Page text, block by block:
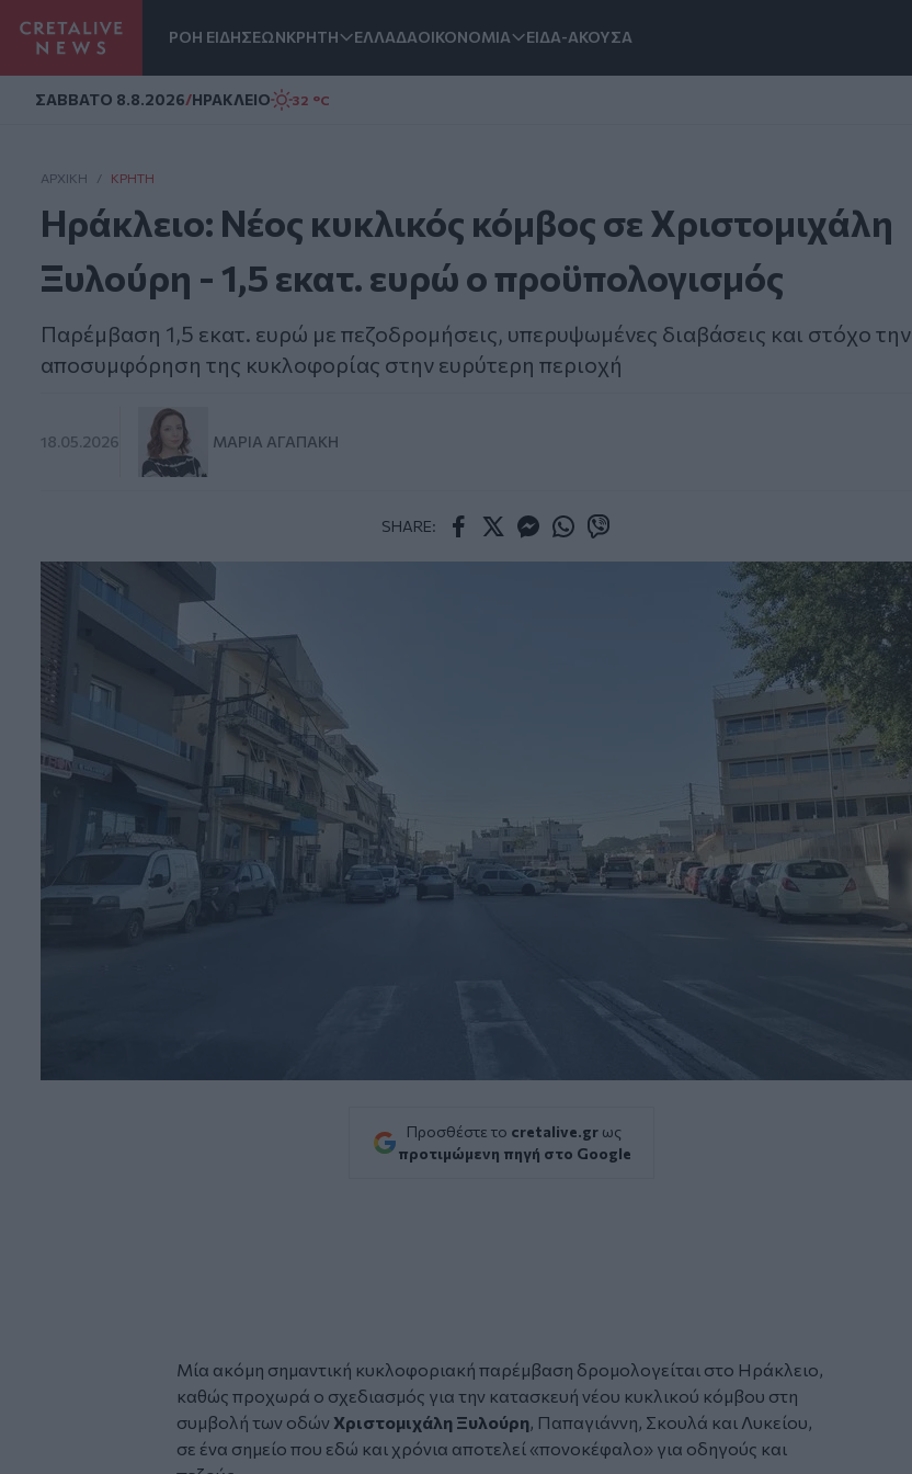
ΡΟΗ ΕΙΔΗΣΕΩΝΚΡΗΤΗ ΕΛΛΑΔΑΟΙΚΟΝΟΜΙΑ ΕΙΔΑ-ΑΚΟΥΣΑ
ΣAΒΒΑΤΟ 8.8.2026/ΗΡΑΚΛΕΙΟ 32 °C
ΑΡΧΙΚΗ / ΚΡΉΤΗ
Ηράκλειο: Νέος κυκλικός κόμβος σε Χριστομιχάλη
Ξυλούρη - 1,5 εκατ. ευρώ ο προϋπολογισμός
Παρέμβαση 1,5 εκατ. ευρώ με πεζοδρομήσεις, υπερυψωμένες διαβάσεις και στόχο την
αποσυμφόρηση της κυκλοφορίας στην ευρύτερη περιοχή
18.05.2026 ΜΑΡΊΑ ΑΓΑΠΆΚΗ
SHARE:
Προσθέστε το cretalive.gr ως
προτιμώμενη πηγή στο Google
Μία ακόμη σημαντική κυκλοφοριακή παρέμβαση δρομολογείται στο Ηράκλειο,
καθώς προχωρά ο σχεδιασμός για την κατασκευή νέου κυκλικού κόμβου στη
συμβολή των οδών Χριστομιχάλη Ξυλούρη, Παπαγιάννη, Σκουλά και Λυκείου,
σε ένα σημείο που εδώ και χρόνια αποτελεί «πονοκέφαλο» για οδηγούς και